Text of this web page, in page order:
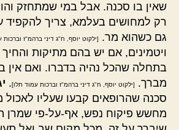
שאין בו סכנה. אבל במי שמתחזק
רק למחושים בעלמא, צריך להקפיד
גם כשהוא מר.
[ילקוט יוסף, ח"ג דיני ברהמ"ז
ויטמינים, אם יש בהם מתיקות
בתחלה שהכל נהיה בדברו. ואם אין
מברך.
[ילקוט יוסף, ח"ג דיני ברהמ"ז וברכות עמוד תלו].
סכנה שהרופאים קבעו שעליו לאכול
מחשש פיקוח נפש, אף-על-פי שמרן